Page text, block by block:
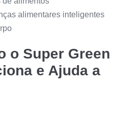
alimentares inteligentes
o Super Green
e Ajuda a